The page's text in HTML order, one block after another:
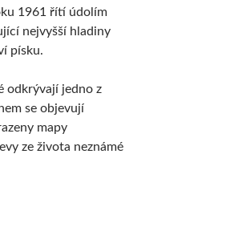
1961 řítí údolím
nejvyšší hladiny
písku.
odkrývají jedno z
se objevují
mapy
ze života neznámé